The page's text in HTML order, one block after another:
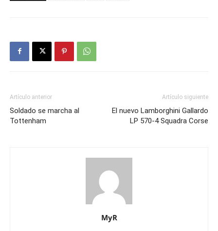
Artículo anterior
Soldado se marcha al
Tottenham
Artículo siguiente
El nuevo Lamborghini Gallardo
LP 570-4 Squadra Corse
MyR